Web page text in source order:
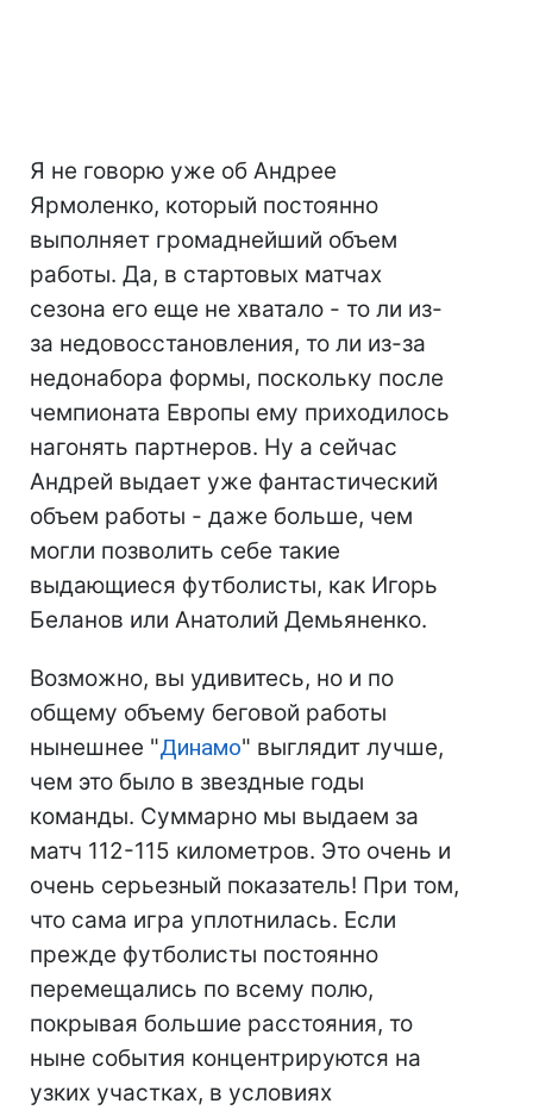
Я не говорю уже об Андрее
Ярмоленко, который постоянно
выполняет громаднейший объем
работы. Да, в стартовых матчах
сезона его еще не хватало - то ли из-
за недовосстановления, то ли из-за
недонабора формы, поскольку после
чемпионата Европы ему приходилось
нагонять партнеров. Ну а сейчас
Андрей выдает уже фантастический
объем работы - даже больше, чем
могли позволить себе такие
выдающиеся футболисты, как Игорь
Беланов или Анатолий Демьяненко.
Возможно, вы удивитесь, но и по
общему объему беговой работы
нынешнее "Динамо" выглядит лучше,
чем это было в звездные годы
команды. Суммарно мы выдаем за
матч 112-115 километров. Это очень и
очень серьезный показатель! При том,
что сама игра уплотнилась. Если
прежде футболисты постоянно
перемещались по всему полю,
покрывая большие расстояния, то
ныне события концентрируются на
узких участках, в условиях